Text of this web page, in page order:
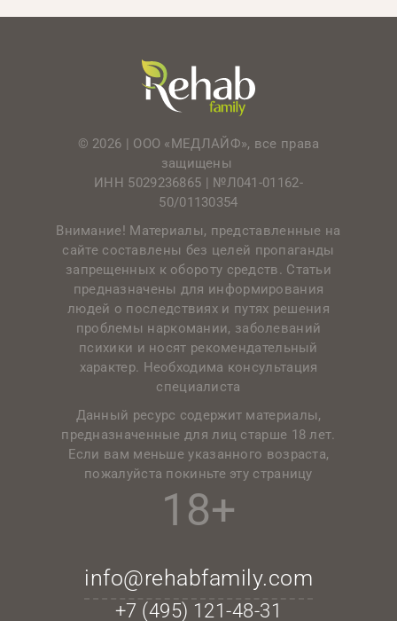
© 2026 | ООО «МЕДЛАЙФ», все права
защищены
ИНН 5029236865 | №Л041-01162-
50/01130354
Внимание! Материалы, представленные на
сайте составлены без целей пропаганды
запрещенных к обороту средств. Статьи
предназначены для информирования
людей о последствиях и путях решения
проблемы наркомании, заболеваний
психики и носят рекомендательный
характер. Необходима консультация
специалиста
Данный ресурс содержит материалы,
предназначенные для лиц старше 18 лет.
Если вам меньше указанного возраста,
пожалуйста покиньте эту страницу
18+
info@rehabfamily.com
+7 (495) 121-48-31